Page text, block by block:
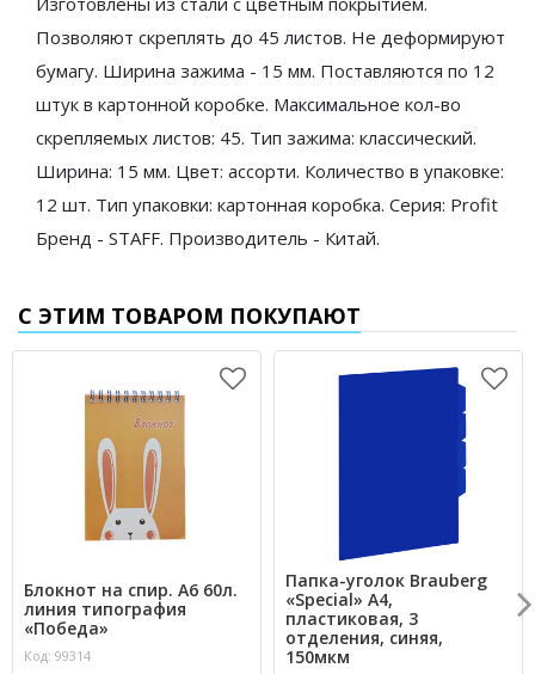
Позволяют скреплять до 45 листов. Не деформируют
бумагу. Ширина зажима - 15 мм. Поставляются по 12
штук в картонной коробке. Максимальное кол-во
скрепляемых листов: 45. Тип зажима: классический.
Ширина: 15 мм. Цвет: ассорти. Количество в упаковке:
12 шт. Тип упаковки: картонная коробка. Серия: Profit
Бренд - STAFF. Производитель - Китай.
С ЭТИМ ТОВАРОМ ПОКУПАЮТ
Блокнот на спир. А6 60л.
линия типография
«Победа»
Код: 99314
Папка-уголок Brauberg
«Special» А4,
пластиковая, 3
отделения, синяя,
150мкм